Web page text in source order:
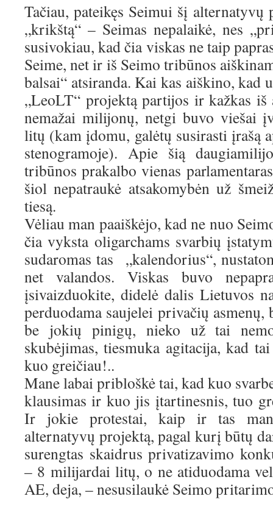
Tačiau, pateikęs Seimui šį alternatyvų
„krikštą“ – Seimas nepalaikė, nes
susivokiau, kad čia viskas ne taip
Seime, net ir iš Seimo tribūnos
balsai“ atsiranda. Kai kas aiškino, kad
„LeoLT“ projektą partijos ir kažkas iš
nemažai milijonų, netgi buvo viešai
litų (kam įdomu, galėtų susirasti įrašą
stenogramoje). Apie šią
tribūnos prakalbo vienas
šiol nepatraukė atsakomybėn už
tiesą.
Vėliau man paaiškėjo, kad ne nuo
čia vyksta oligarchams svarbių
sudaromas tas „kalendorius“,
net valandos. Viskas buvo
įsivaizduokite, didelė dalis Lietuvos
perduodama saujelei privačių
be jokių pinigų, nieko už tai
skubėjimas, tiesmuka agitacija, kad
kuo greičiau!..
Mane labai pribloškė tai, kad kuo
klausimas ir kuo jis įtartinesnis, tuo
Ir jokie protestai, kaip ir tas
alternatyvų projektą, pagal kurį būtų
surengtas skaidrus privatizavimo
– 8 milijardai litų, o ne atiduodama
AE, deja, – nesusilaukė Seimo